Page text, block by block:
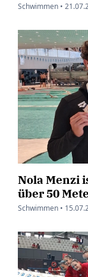
Schwimmen •
Nola Menzi
über 50
Schwimmen •